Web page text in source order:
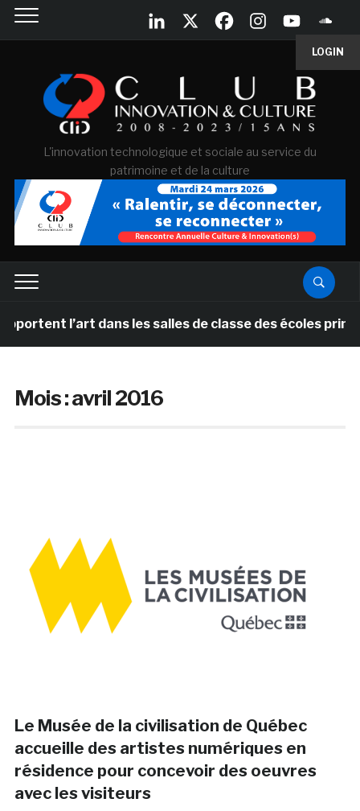
LOGIN
L'innovation technologique et sociale au service du
patrimoine et de la culture
l’art dans les salles de classe des écoles primaires
Mois :avril 2016
Le Musée de la civilisation de Québec
accueille des artistes numériques en
résidence pour concevoir des oeuvres
avec les visiteurs